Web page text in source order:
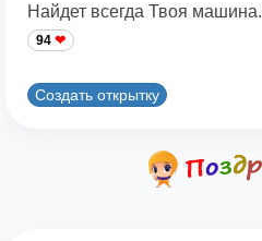
Найдет всегда Твоя машина.
94
Создать открытку